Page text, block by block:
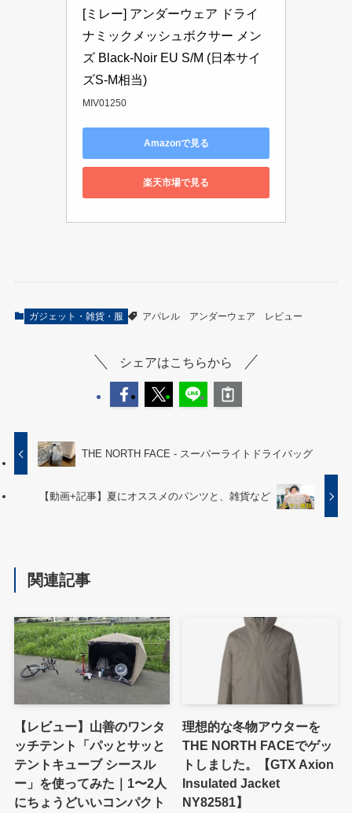
[ミレー] アンダーウェア ドライ
ナミックメッシュボクサー メン
ズ Black-Noir EU S/M (日本サイ
ズS-M相当)
MIV01250
Amazonで見る
楽天市場で見る
ガジェット・雑貨・服 アパレル アンダーウェア レビュー
シェアはこちらから
THE NORTH FACE - スーパーライトドライバッグ
【動画+記事】夏にオススメのパンツと、雑貨など
関連記事
【レビュー】山善のワンタ
ッチテント「パッとサッと
テントキューブ シースル
ー」を使ってみた｜1〜2人
にちょうどいいコンパクト
理想的な冬物アウターを
THE NORTH FACEでゲッ
トしました。【GTX Axion
Insulated Jacket
NY82581】